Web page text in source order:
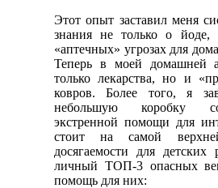
Этот опыт заставил меня
знания не только о
«аптечных» угрозах для
Теперь в моей домашней
только лекарства, но и
ковров. Более того, я
небольшую коробку
экстренной помощи для
стоит на самой
досягаемости для
личный ТОП-3 опасных
помощь для них: